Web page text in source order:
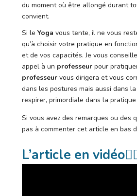
du moment où être allongé durant
convient.
Si le Yoga vous tente, il ne vous
qu’à choisir votre pratique en
et de vos capacités. Je vous
appel à un professeurpour
professeurvous dirigera et vous
dans les postures mais aussi dans
respirer, primordiale dans la
Si vous avez des remarques ou des
pas à commenter cet article en bas
L’article en vidéo